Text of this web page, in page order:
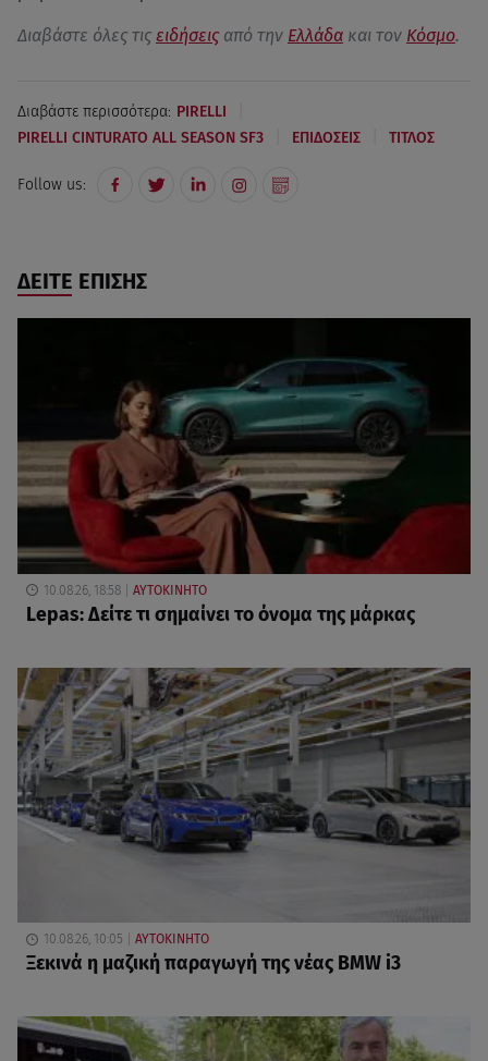
Διαβάστε όλες τις ειδήσεις από την Ελλάδα και τον Κόσμο.
Διαβάστε περισσότερα: PIRELLI
PIRELLI CINTURATO ALL SEASON SF3 ΕΠΙΔΟΣΕΙΣ ΤΙΤΛΟΣ
Follow us:
ΔΕΙΤΕ ΕΠΙΣΗΣ
10.08.26, 18:58 ΑΥΤΟΚΙΝΗΤΟ
Lepas: Δείτε τι σημαίνει το όνομα της μάρκας
10.08.26, 10:05 ΑΥΤΟΚΙΝΗΤΟ
Ξεκινά η μαζική παραγωγή της νέας BMW i3